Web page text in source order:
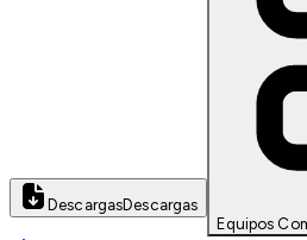
DescargasDescargas
Equipos